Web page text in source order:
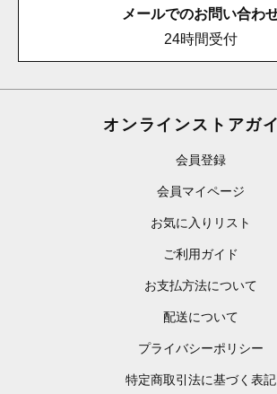
メールでのお問い合わ
24時間受付
オンラインストアガ
会員登録
会員マイページ
お気に入りリスト
ご利用ガイド
お支払方法について
配送について
プライバシーポリシー
特定商取引法に基づく表記